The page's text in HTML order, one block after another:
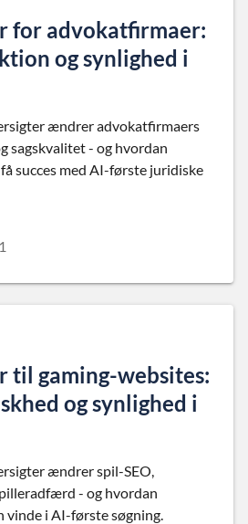
for advokatfirmaer:
og synlighed i
ændrer advokatfirmaers
sagskvalitet - og hvordan
succes med AI-første juridiske
til gaming-websites:
og synlighed i
ændrer spil-SEO,
- og hvordan
vinde i AI-første søgning.